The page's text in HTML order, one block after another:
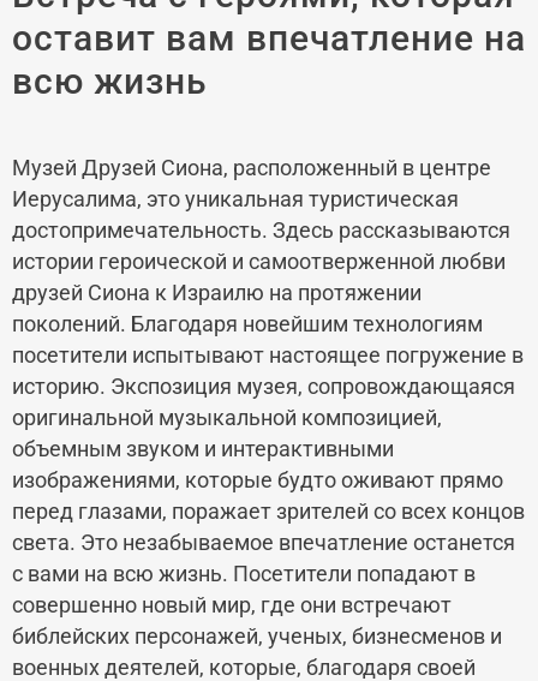
оставит вам впечатление на
всю жизнь
Музей Друзей Сиона, расположенный в центре
Иерусалима, это уникальная туристическая
достопримечательность. Здесь рассказываются
истории героической и самоотверженной любви
друзей Сиона к Израилю на протяжении
поколений. Благодаря новейшим технологиям
посетители испытывают настоящее погружение в
историю. Экспозиция музея, сопровождающаяся
оригинальной музыкальной композицией,
объемным звуком и интерактивными
изображениями, которые будто оживают прямо
перед глазами, поражает зрителей со всех концов
света. Это незабываемое впечатление останется
с вами на всю жизнь. Посетители попадают в
совершенно новый мир, где они встречают
библейских персонажей, ученых, бизнесменов и
военных деятелей, которые, благодаря своей